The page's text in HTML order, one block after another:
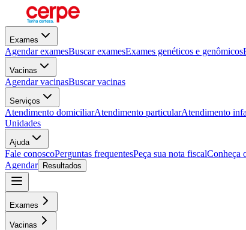
Exames
Agendar examesBuscar examesExames genéticos e genômicos
Vacinas
Agendar vacinasBuscar vacinas
Serviços
Atendimento domiciliarAtendimento particularAtendimento
Unidades
Ajuda
Fale conoscoPerguntas frequentesPeça sua nota fiscalConheça
Agendar
Resultados
Exames
Vacinas